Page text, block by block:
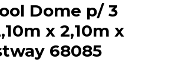
Dome p/ 3
x 2,10m x
68085